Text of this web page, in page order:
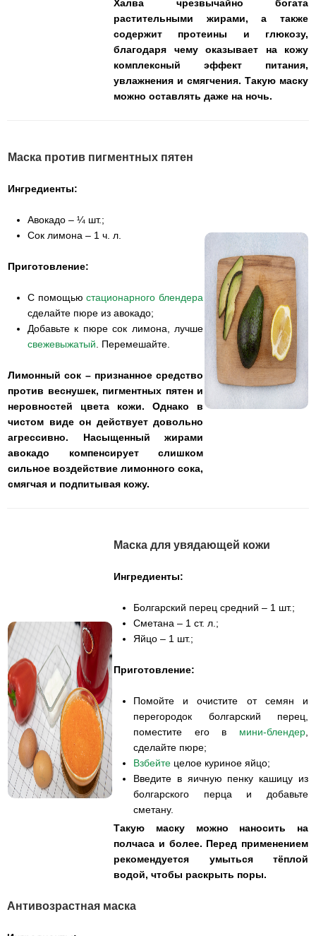
Халва чрезвычайно богата
растительными жирами, а также
содержит протеины и глюкозу,
благодаря чему оказывает на кожу
комплексный эффект питания,
увлажнения и смягчения. Такую маску
можно оставлять даже на ночь.
Маска против пигментных пятен
Ингредиенты:
Авокадо – ¼ шт.;
Сок лимона – 1 ч. л.
Приготовление:
С помощьюстационарного блендера
сделайте пюре из авокадо;
Добавьте к пюре сок лимона, лучше
свежевыжатый . Перемешайте.
Лимонный сок – признанное средство
против веснушек, пигментных пятен и
неровностей цвета кожи. Однако в
чистом виде он действует довольно
агрессивно. Насыщенный жирами
авокадо компенсирует слишком
сильное воздействие лимонного сока,
смягчая и подпитывая кожу.
Маска для увядающей кожи
Ингредиенты:
Болгарский перец средний – 1 шт.;
Сметана – 1 ст. л.;
Яйцо – 1 шт.;
Приготовление:
Помойте и очистите от семян и
перегородок болгарский перец,
поместите его в мини-блендер
сделайте пюре;
Взбейте целое куриное яйцо;
Введите в яичную пенку кашицу из
болгарского перца и добавьте
сметану.
Такую маску можно наносить на
полчаса и более. Перед применением
рекомендуется умыться тёплой
водой, чтобы раскрыть поры.
Антивозрастная маска